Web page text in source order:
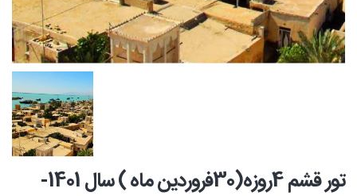
تور قشم 4روزه(30فروردین ماه ) سال 1401-